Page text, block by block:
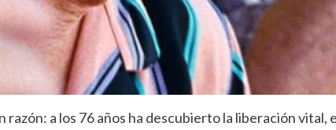
razón: a los 76 años ha descubierto la liberación